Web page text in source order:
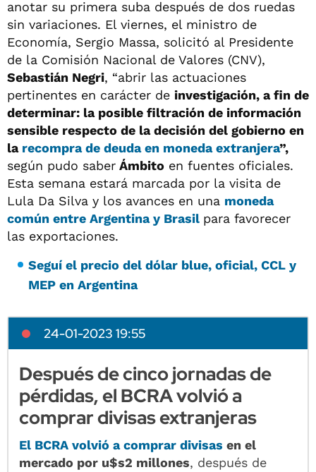
anotar su primera suba después de dos ruedas
sin variaciones. El viernes, el ministro de
Economía, Sergio Massa, solicitó al Presidente
de la Comisión Nacional de Valores (CNV),
Sebastián Negri, “abrir las actuaciones
pertinentes en carácter de investigación, a fin de
determinar: la posible filtración de información
sensible respecto de la decisión del gobierno en
la recompra de deuda en moneda extranjera”,
según pudo saber Ámbito en fuentes oficiales.
Esta semana estará marcada por la visita de
Lula Da Silva y los avances en una moneda
común entre Argentina y Brasil para favorecer
las exportaciones.
Seguí el precio del dólar blue, oficial, CCL y
MEP en Argentina
24-01-2023 19:55
Después de cinco jornadas de
pérdidas, el BCRA volvió a
comprar divisas extranjeras
El BCRAvolvió a comprar divisas en el
mercado por u$s2 millones, después de